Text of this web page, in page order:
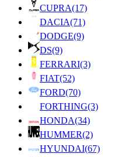
CUPRA(17)
DACIA(71)
DODGE(9)
DS(9)
FERRARI(3)
FIAT(52)
FORD(70)
FORTHING(3)
HONDA(34)
HUMMER(2)
HYUNDAI(67)